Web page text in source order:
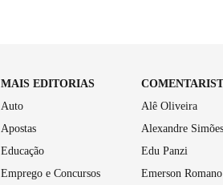
MAIS EDITORIAS
Auto
Apostas
Educação
Emprego e Concursos
Alê Oliveira
Alexandre Simões
Edu Panzi
Emerson Romano